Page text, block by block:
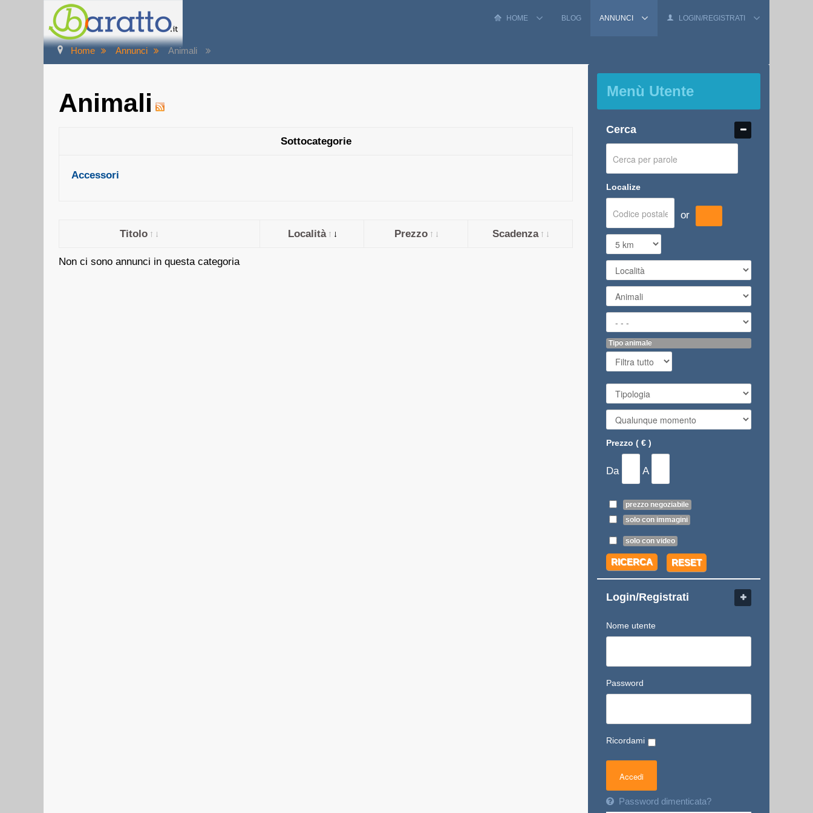
HOME BLOG ANNUNCI LOGIN/REGISTRATI
Home Annunci Animali
Animali
Sottocategorie
Accessori
Titolo Località Prezzo Scadenza
Non ci sono annunci in questa categoria
Menù Utente
Cerca
Localize
or
Tipo animale
Prezzo ( € )
Da A
prezzo negoziabile
solo con immagini
solo con video
RICERCA RESET
Login/Registrati
Nome utente
Password
Ricordami
Password dimenticata?